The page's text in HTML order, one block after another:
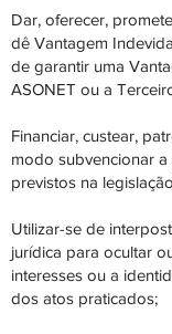
Dar, oferecer,
dê Vantagem
de garantir uma
ASONET ou a
Financiar, custear,
modo subvencionar
previstos na
Utilizar-se de
jurídica para ocultar
interesses ou a
dos atos praticados;